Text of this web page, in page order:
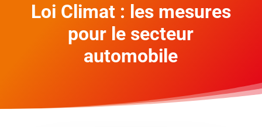
Loi Climat : les mesures
pour le secteur
automobile